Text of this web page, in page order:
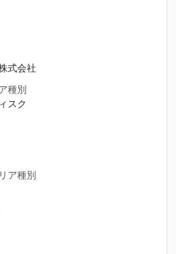
式会社
種別
スク
ア種別